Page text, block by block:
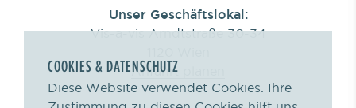
Unser Geschäftslokal:
Vis-a-vis Arndtstraße 30-34
Anfahrt planen
COOKIES & DATENSCHUTZ
Diese Website verwendet Cookies. Ihre